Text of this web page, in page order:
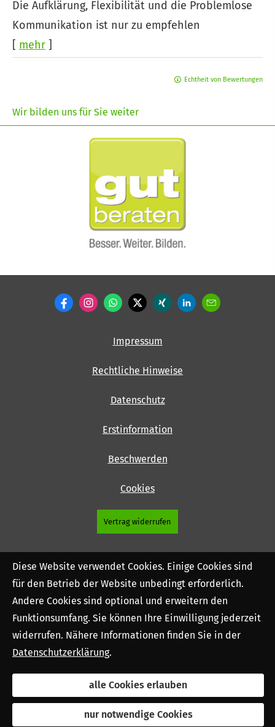
Die Aufklärung, Flexibilität und die Problemlose
Kommunikation ist nur zu empfehlen
[ mehr ]
Echtheit von Bewertungen
Wir bilden uns für Sie weiter
Impressum
Rechtliche Hinweise
Datenschutz
Erstinformation
Beschwerden
Cookies
Vertrag widerrufen
Diese Website verwendet Cookies. Einige Cookies sind
für den Betrieb der Website unbedingt erforderlich.
Andere Cookies sind optional und erweitern den
Funktionsumfang. Sie können Ihre Einwilligung jederzeit
widerrufen. Nähere Informationen finden Sie in der
Datenschutzerklärung.
alle Cookies erlauben
nur notwendige Cookies